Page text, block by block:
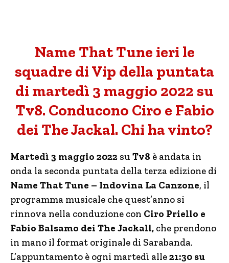
Name That Tune ieri le
squadre di Vip della puntata
di martedì 3 maggio 2022 su
Tv8. Conducono Ciro e Fabio
dei The Jackal. Chi ha vinto?
Martedì 3 maggio 2022 su Tv8 è andata in
onda la seconda puntata della terza edizione di
Name That Tune – Indovina La Canzone, il
programma musicale che quest’anno si
rinnova nella conduzione con Ciro Priello e
Fabio Balsamo dei The Jackall, che prendono
in mano il format originale di Sarabanda.
L’appuntamento è ogni martedì alle21:30 su